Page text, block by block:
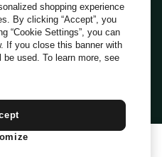
Cookie
Codice Etico
DPO: dpo@everli.com
shopping experience
By clicking “Accept”, you
“Cookie Settings”, you can
If you close this banner with
be used. To learn more, see